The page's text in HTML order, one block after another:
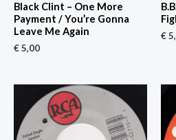
Black Clint – One More
Payment / You’re Gonna
Leave Me Again
€5,00
€